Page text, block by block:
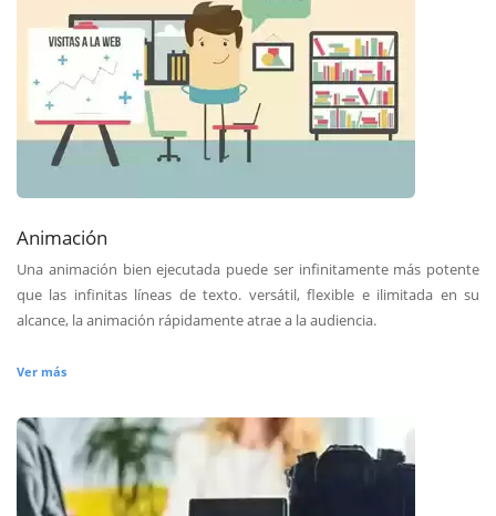
Animación
Una animación bien ejecutada puede ser infinitamente más potente
que las infinitas líneas de texto. versátil, flexible e ilimitada en su
alcance, la animación rápidamente atrae a la audiencia.
Ver más